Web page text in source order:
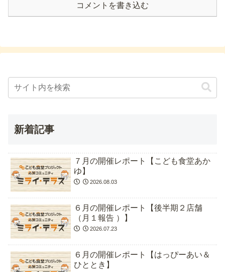
コメントを書き込む
新着記事
７月の開催レポート【こども食堂あか
ゆ】
2026.08.03
６月の開催レポート【後半期２店舗
（月１報告 ）】
2026.07.23
６月の開催レポート【はっぴーあい＆
ひととき】